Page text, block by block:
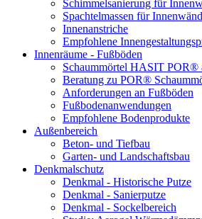
Schimmelsanierung für
Spachtelmassen für
Innenanstriche
Empfohlene
Innenräume - Fußböden
Schaummörtel HASIT POR®
Beratung zu POR®
Anforderungen an Fußböden
Fußbodenanwendungen
Empfohlene Bodenprodukte
Außenbereich
Beton- und Tiefbau
Garten- und Landschaftsbau
Denkmalschutz
Denkmal - Historische Putze
Denkmal - Sanierputze
Denkmal - Sockelbereich